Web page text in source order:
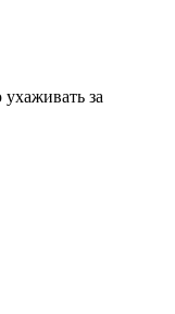
за